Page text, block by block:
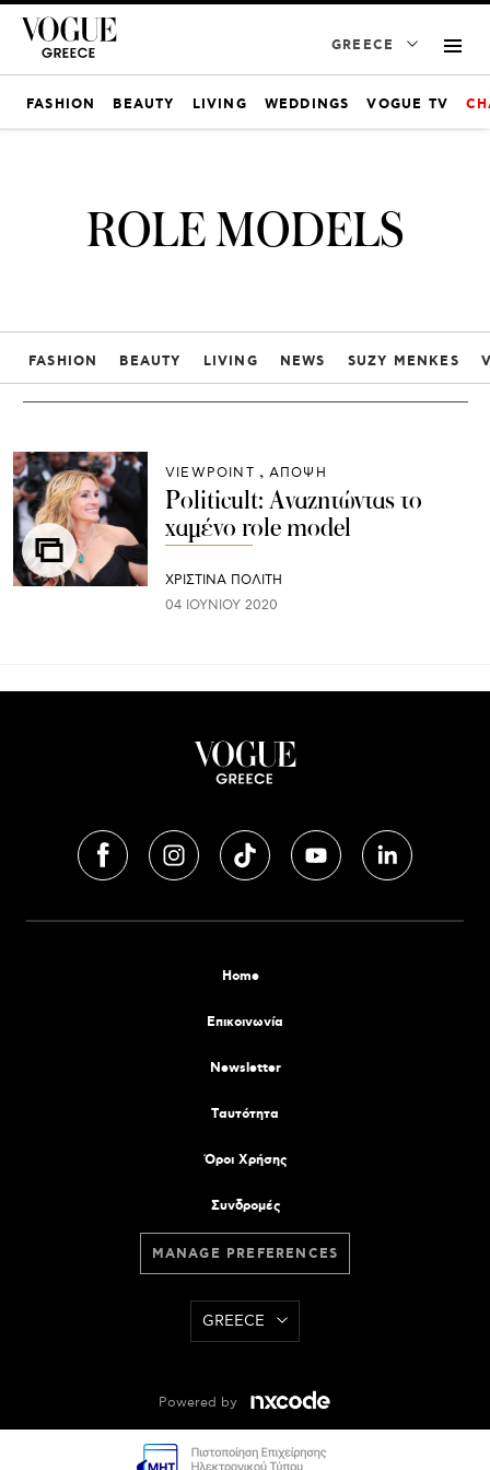
GREECE
FASHION BEAUTY LIVING WEDDINGS VOGUE TV
ROLE MODELS
FASHION BEAUTY LIVING NEWS SUZY MENKES
VIEWPOINT ΑΠΟΨΗ
Politicult: Αναζητώντας το
χαμένο role model
ΧΡΙΣΤΙΝΑ ΠΟΛΙΤΗ
04 ΙΟΥΝΊΟΥ 2020
Home
Επικοινωνία
Newsletter
Tαυτότητα
Όροι Χρήσης
Συνδρομές
MANAGE PREFERENCES
GREECE
Powered by